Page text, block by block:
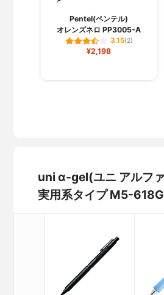
Pentel(ペンテル)
オレンズネロ PP3005-A
3.15(2)
¥2,198
uni α-gel(ユニ アルフ
実用系タイプ M5-